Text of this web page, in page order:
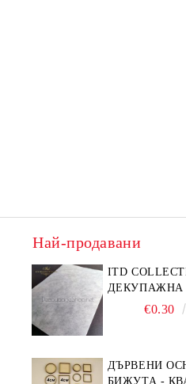
Най-продавани
ITD
ДЕКУПАЖНА
ХАРТИЯ А5
€0.30
ДЪРВЕНИ
БИЖУТА -